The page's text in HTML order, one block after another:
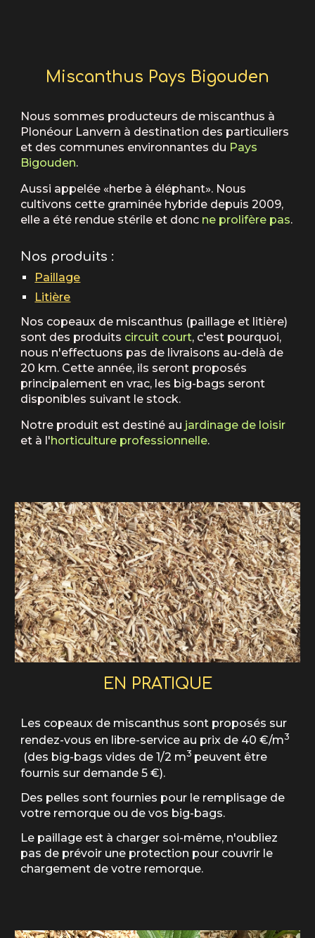
Miscanthus Pays Bigouden
Nous sommes producteurs de miscanthus à
Plonéour Lanvern à destination des particuliers
et des communes environnantes du Pays
Bigouden.
Aussi appelée «herbe à éléphant». Nous
cultivons cette graminée hybride depuis 2009,
elle a été rendue stérile et donc ne prolifère pas.
Nos produits :
Paillage
Litière
Nos copeaux de miscanthus (paillage et litière)
sont des produits circuit court, c'est pourquoi,
nous n'effectuons pas de livraisons au-delà de
20 km. Cette année, ils seront proposés
principalement en vrac, les big-bags seront
disponibles suivant le stock.
Notre produit est destiné au jardinage de loisir
et à l'horticulture professionnelle.
EN PRATIQUE
Les copeaux de miscanthus sont proposés sur
rendez-vous en libre-service au prix de 40 €/m3
(des big-bags vides de 1/2 m3 peuvent être
fournis sur demande 5 €).
Des pelles sont fournies pour le remplisage de
votre remorque ou de vos big-bags.
Le paillage est à charger soi-même, n'oubliez
pas de prévoir une protection pour couvrir le
chargement de votre remorque.